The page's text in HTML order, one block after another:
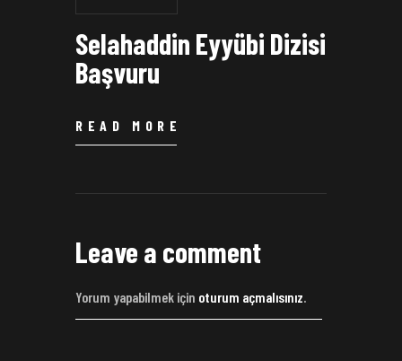
Selahaddin Eyyübi Dizisi
Başvuru
READ MORE
Leave a comment
Yorum yapabilmek için oturum açmalısınız.